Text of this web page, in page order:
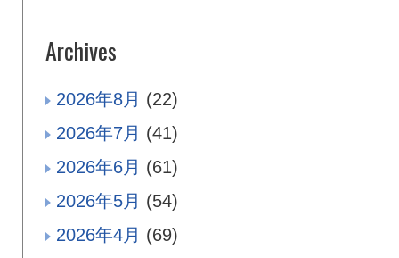
Archives
2026年8月 (22)
2026年7月 (41)
2026年6月 (61)
2026年5月 (54)
2026年4月 (69)